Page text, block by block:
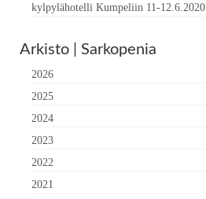
kylpylähotelli Kumpeliin 11-12.6.2020.
Arkisto | Sarkopenia
2026
2025
2024
2023
2022
2021